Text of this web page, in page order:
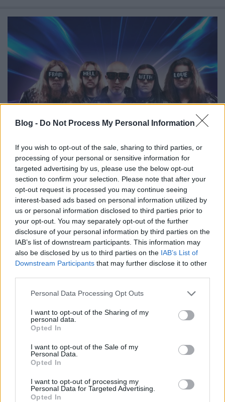
Blog - Do Not Process My Personal Information
If you wish to opt-out of the sale, sharing to third parties, or
processing of your personal or sensitive information for
targeted advertising by us, please use the below opt-out
section to confirm your selection. Please note that after your
opt-out request is processed you may continue seeing
interest-based ads based on personal information utilized by
us or personal information disclosed to third parties prior to
your opt-out. You may separately opt-out of the further
disclosure of your personal information by third parties on the
IAB’s list of downstream participants. This information may
also be disclosed by us to third parties on the IAB’s List of
Downstream Participants that may further disclose it to other
Please note that this website/app uses one or more Google
not limited to your visit or usage behaviour. You may click to
grant or deny consent to Google and its third-party tags to
use your data for below specified purposes in below Google
consent section.
Personal Data Processing Opt Outs
I want to opt-out of the Sharing of my
personal data.
Opted In
I want to opt-out of the Sale of my
Personal Data.
Opted In
I want to opt-out of processing my
Personal Data for Targeted Advertising.
Opted In
BEAST IN BLACK - Klippremier: From
Hell With Love
Kovenant•2019. február 14.
A nemzetközi tagsággal felálló és a finn gitáros-
dalszerző Anton Kabanen által vezetett Beast In
Black mostanában jelentette meg második
soralbumát "From Hell With Love" címmel a Nuclear
meg a…